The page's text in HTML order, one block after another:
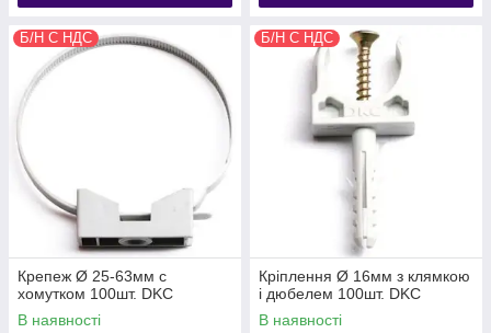
Б/Н С НДС
Крепеж Ø 25-63мм с
хомутком 100шт. DKC
В наявності
Б/Н С НДС
Кріплення Ø 16мм з клямкою
і дюбелем 100шт. DKC
В наявності